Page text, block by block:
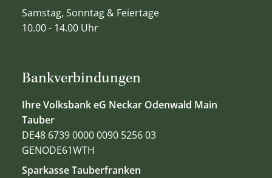
Bankverbindungen
Ihre Volksbank eG Neckar Odenwald Main
Tauber
DE48 6739 0000 0090 5256 03
GENODE61WTH
Sparkasse Tauberfranken
Samstag, Sonntag & Feiertage
10.00 - 14.00 Uhr